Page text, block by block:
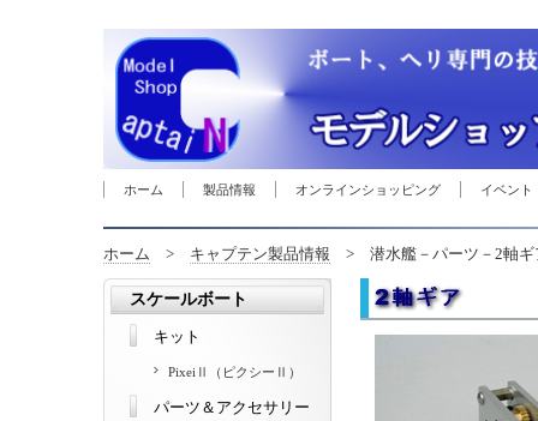
ホーム 製品情報 オンラインショッピング イベント
ホーム > キャプテン製品情報 > 潜水艦－パーツ－2軸ギ
スケールボート
キット
PixeiⅡ（ピクシーⅡ）
パーツ＆アクセサリー